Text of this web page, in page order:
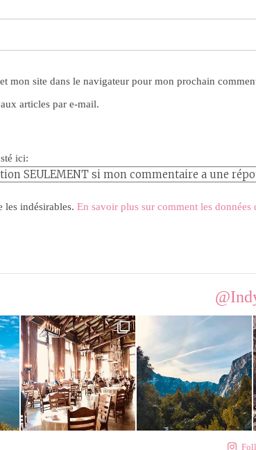
mon site dans le navigateur pour mon prochain
articles par e-mail.
ici:
les indésirables. En savoir plus sur comment les